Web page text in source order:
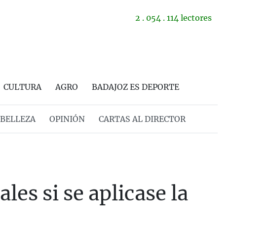
2 . 054 . 114 lectores
CULTURA AGRO BADAJOZ ES DEPORTE
OPINIÓN CARTAS AL DIRECTOR
si se aplicase la